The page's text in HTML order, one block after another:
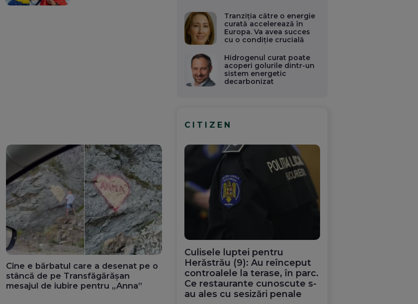
Cine e bărbatul care a desenat pe o
stâncă de pe Transfăgărășan
mesajul de iubire pentru „Anna”
Tranziția către o energie
curată accelerează în
Europa. Va avea succes
cu o condiție crucială
Hidrogenul curat poate
acoperi golurile dintr-un
sistem energetic
decarbonizat
CITIZEN
Culisele luptei pentru
Herăstrău (9): Au reînceput
controalele la terase, în parc.
Ce restaurante cunoscute s-
au ales cu sesizări penale